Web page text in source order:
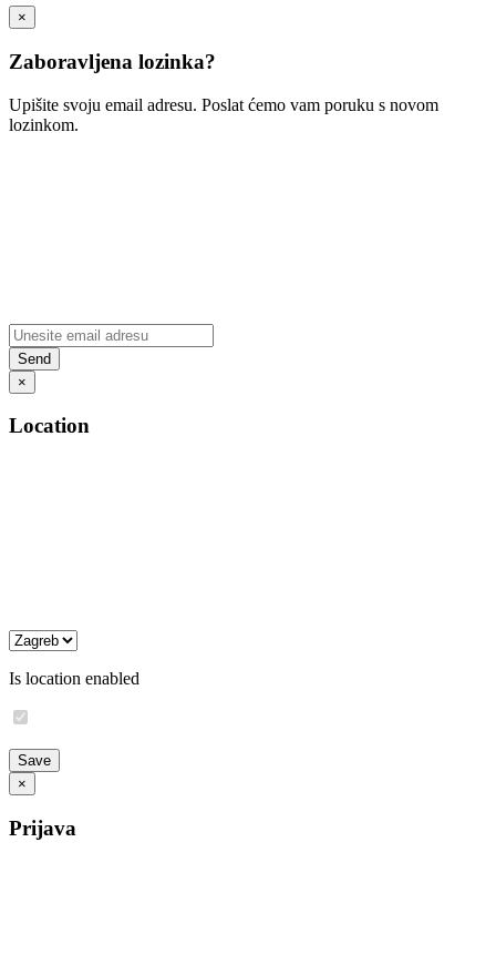
×
Zaboravljena lozinka?
Upišite svoju email adresu. Poslat ćemo vam poruku s novom
lozinkom.
×
Location
Is location enabled
×
Prijava